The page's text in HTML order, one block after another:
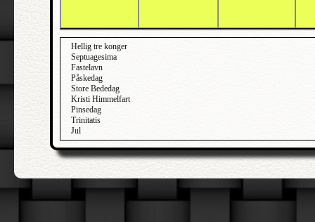
Hellig tre konger
Septuagesima
Fastelavn
Påskedag
Store Bededag
Kristi Himmelfart
Pinsedag
Trinitatis
Jul